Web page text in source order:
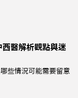
醫解析觀點與迷
些情況可能需要留意